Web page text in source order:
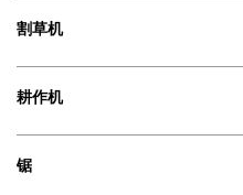
割草机
耕作机
锯